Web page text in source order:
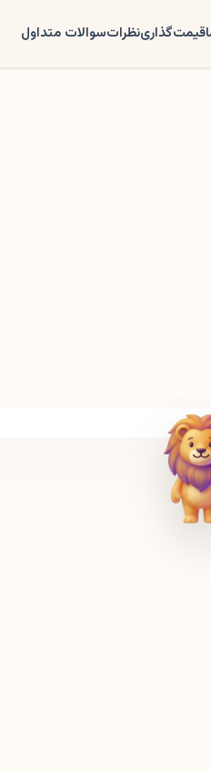
قیمت‌گذارینظراتسوالات متداول